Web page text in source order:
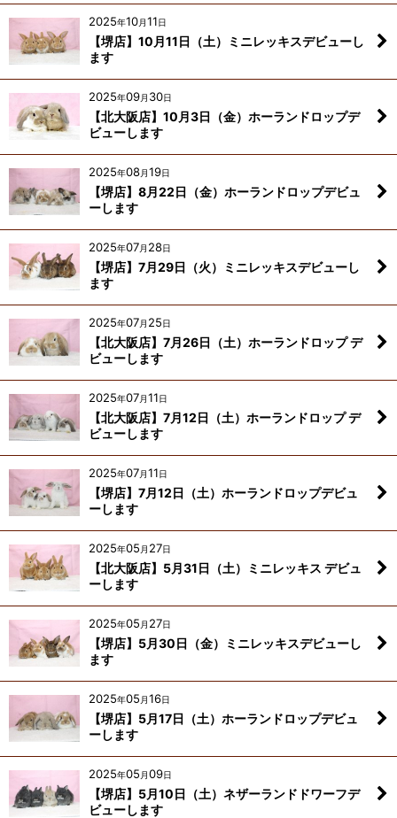
2025年10月11日
【堺店】10月11日（土）ミニレッキスデビューし
ます
2025年09月 30日
【北大阪店】10月3日（金）ホーランドロップデ
ビューします
2025年08月19日
【堺店】8月22日（金）ホーランドロップデビュ
ーします
2025年07月 28日
【堺店】7月29日（火）ミニレッキスデビューし
ます
2025年07月 25日
【北大阪店】7月26日（土）ホーランドロップ デ
ビューします
2025年07月11日
【北大阪店】7月12日（土）ホーランドロップ デ
ビューします
2025年07月11日
【堺店】7月12日（土）ホーランドロップデビュ
ーします
2025年05 月 27日
【北大阪店】5月31日（土）ミニレッキス デビュ
ーします
2025年05 月 27日
【堺店】5月30日（金）ミニレッキスデビューし
ます
2025年05 月16日
【堺店】5月17日（土）ホーランドロップデビュ
ーします
2025年05 月09日
【堺店】5月10日（土）ネザーランドドワーフデ
ビューします